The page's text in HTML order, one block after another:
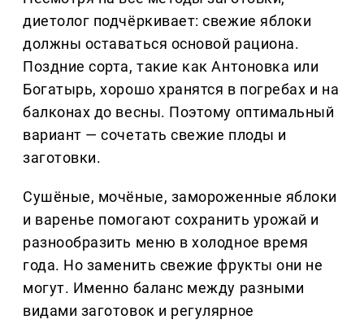
диетолог подчёркивает: свежие яблоки
должны оставаться основой рациона.
Поздние сорта, такие как Антоновка или
Богатырь, хорошо хранятся в погребах и на
балконах до весны. Поэтому оптимальный
вариант — сочетать свежие плоды и
заготовки.
Сушёные, мочёные, замороженные яблоки
и варенье помогают сохранить урожай и
разнообразить меню в холодное время
года. Но заменить свежие фрукты они не
могут. Именно баланс между разными
видами заготовок и регулярное